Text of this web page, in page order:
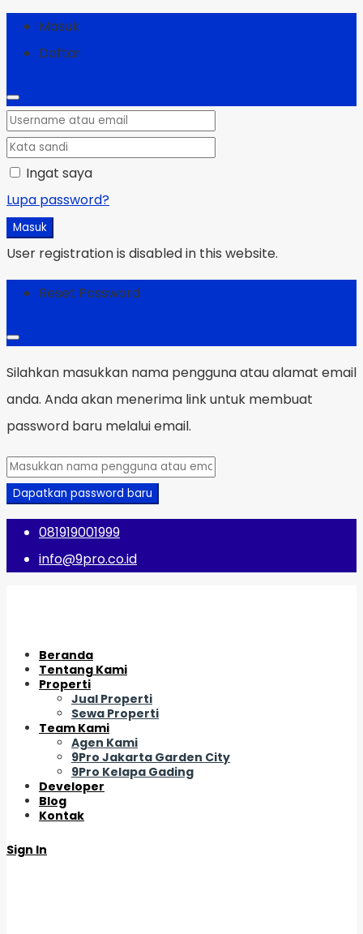
Masuk
Daftar
Ingat saya
Lupa password?
Masuk
User registration is disabled in this website.
Reset Password
Silahkan masukkan nama pengguna atau alamat email
anda. Anda akan menerima link untuk membuat
password baru melalui email.
Dapatkan password baru
081919001999
info@9pro.co.id
Beranda
Tentang Kami
Properti
Jual Properti
Sewa Properti
Team Kami
Agen Kami
9Pro Jakarta Garden City
9Pro Kelapa Gading
Developer
Blog
Kontak
Sign In